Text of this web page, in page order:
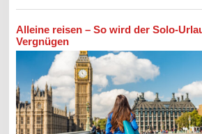
Alleine reisen – So wird der Solo-
Vergnügen